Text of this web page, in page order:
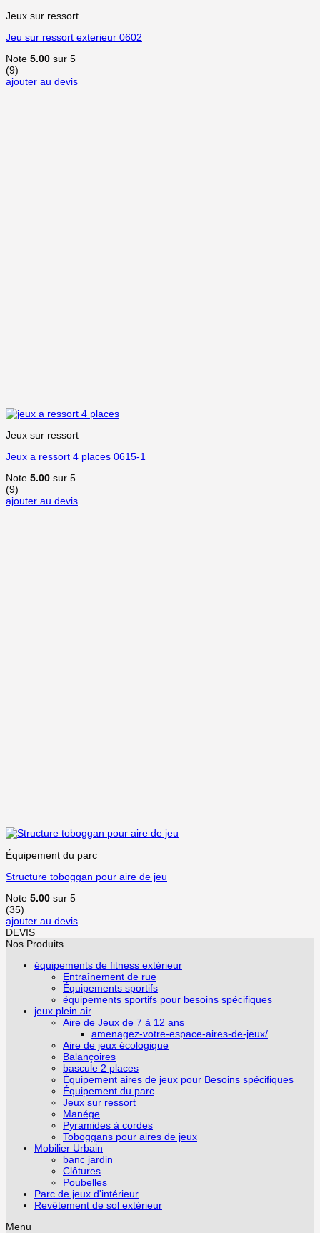
Jeux sur ressort
Jeu sur ressort exterieur 0602
Note 5.00 sur 5
(9)
ajouter au devis
Jeux sur ressort
Jeux a ressort 4 places 0615-1
Note 5.00 sur 5
(9)
ajouter au devis
Équipement du parc
Structure toboggan pour aire de jeu
Note 5.00 sur 5
(35)
ajouter au devis
DEVIS
Nos Produits
équipements de fitness extérieur
Entraînement de rue
Équipements sportifs
équipements sportifs pour besoins spécifiques
jeux plein air
Aire de Jeux de 7 à 12 ans
amenagez-votre-espace-aires-de-jeux/
Aire de jeux écologique
Balançoires
bascule 2 places
Équipement aires de jeux pour Besoins spécifiques
Équipement du parc
Jeux sur ressort
Manége
Pyramides à cordes
Toboggans pour aires de jeux
Mobilier Urbain
banc jardin
Clôtures
Poubelles
Parc de jeux d'intérieur
Revêtement de sol extérieur
Menu